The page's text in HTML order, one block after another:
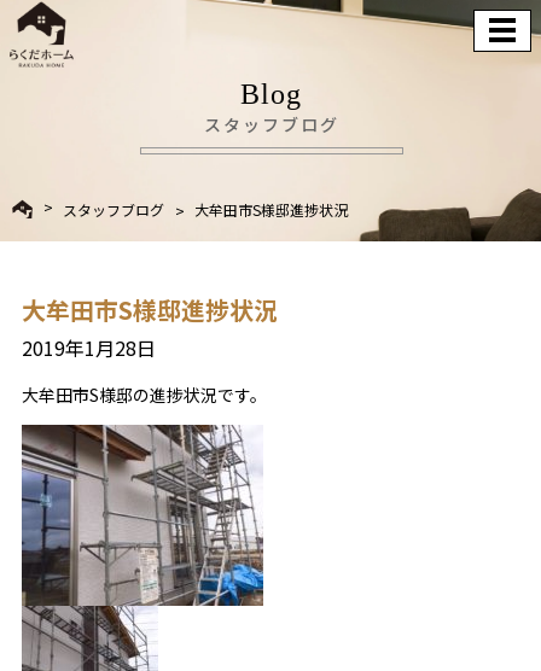
Blog
スタッフブログ
スタッフブログ 大牟田市S様邸進捗状況
大牟田市S様邸進捗状況
2019年1月28日
大牟田市S様邸の進捗状況です。